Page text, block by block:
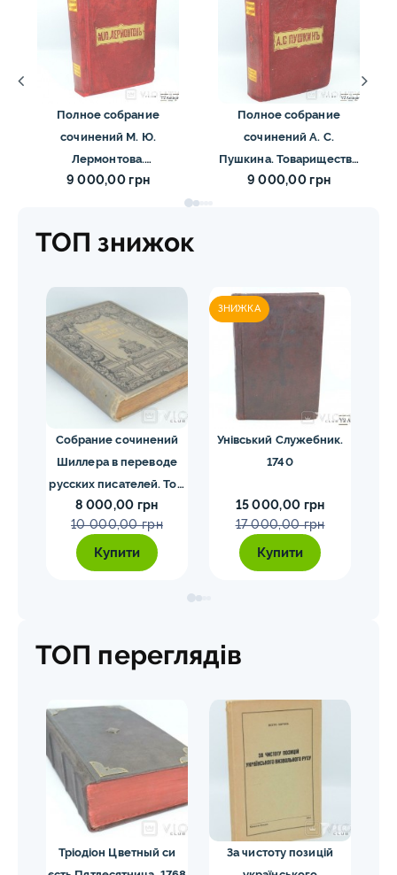
Полное собрание
сочинений М. Ю.
Лермонтова.
Товарищество М. О.
9 000,00 грн
Полное собрание
сочинений А. С.
Пушкина. Товарищество
М. О. Вольф 1900
9 000,00 грн
ТОП знижок
Собрание сочинений
Шиллера в переводе
русских писателей. Том
1-4. Шиллер 1901-1902
гг.
8 000,00 грн
10 000,00 грн
Купити
ЗНИЖКА
Унівський Служебник.
1740
15 000,00 грн
17 000,00 грн
Купити
ТОП переглядів
Тріодіон Цветный си
За чистоту позицій